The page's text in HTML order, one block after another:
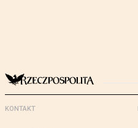
KONTAKT